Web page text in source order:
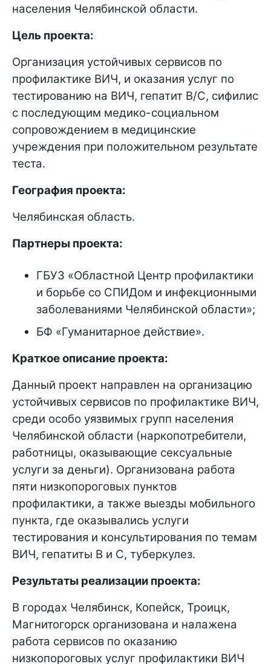
населения Челябинской области.
Цель проекта:
Организация устойчивых сервисов по
профилактике ВИЧ, и оказания услуг по
тестированию на ВИЧ, гепатит В/С, сифилис
с последующим медико-социальном
сопровождением в медицинские
учреждения при положительном результате
теста.
География проекта:
Челябинская область.
Партнеры проекта:
ГБУЗ «Областной Центр профилактики
и борьбе со СПИДом и инфекционными
заболеваниями Челябинской области»;
БФ «Гуманитарное действие».
Краткое описание проекта:
Данный проект направлен на организацию
устойчивых сервисов по профилактике ВИЧ,
среди особо уязвимых групп населения
Челябинской области (наркопотребители,
работницы, оказывающие сексуальные
услуги за деньги). Организована работа
пяти низкопороговых пунктов
профилактики, а также выезды мобильного
пункта, где оказывались услуги
тестирования и консультирования по темам
ВИЧ, гепатиты В и С, туберкулез.
Результаты реализации проекта:
В городах Челябинск, Копейск, Троицк,
Магнитогорск организована и налажена
работа сервисов по оказанию
низкопороговых услуг профилактики ВИЧ